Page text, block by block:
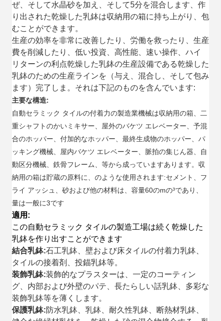
ぜ、そして水晶砂を加え、そして5分を混合します、作
り出された乾燥した乳鉢は収納用の箱に持ち上がり、包
むことができます。
生産の効率を非常に改善したり、労働を救ったり、生産
費を削減したり、低い投資、高性能、速い操作、ハイ
リターンの利点乾燥した乳鉢の生産設備である乾燥した
乳鉢のための生産ラインを（与え、混合し、そして包み
ます）完了しま。それは下記のものを含んでいます:
主要な構造:
自動セラミック タイルの付着力の製造業機械は収納用の箱、二
重シャフトのかいミキサー、屋外のバケツ エレベーター、予混
合のホッパー、付加的なホッパー、最終生成物のホッパー、パ
ッキング機械、屋内バケツ エレベーター、脈拍の集じん器、自
動区分機械、鉄骨フレーム、等から成っていますあります。収
納用の箱は貯蔵の原料に、のような使用されます:セメント、フ
ライ アッシュ、砂および他の材料は、容量60のmの³であり、
量は一般に3です
適用:
この自動セラミック タイルの製造工場は続く乾燥した
乳鉢を作り出すことができます
結合乳鉢:石工乳鉢、壁および床タイルの付着力乳鉢、
タイルの接着剤、投錨乳鉢等。
装飾乳鉢:装飾的なプラスターは、一定のコーティン
グ、内部および外壁のパテ、長たらしい話乳鉢、多彩な
装飾乳鉢等を薄くします。
保護乳鉢:防水乳鉢、乳鉢、耐久性乳鉢、断熱材乳鉢、